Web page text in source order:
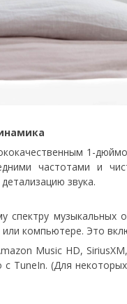
1-
частотами и
звука.
спектру
или компьютере. Это
Music HD,
TuneIn. (Для